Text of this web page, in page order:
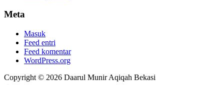
Meta
Masuk
Feed entri
Feed komentar
WordPress.org
Copyright © 2026 Daarul Munir Aqiqah Bekasi